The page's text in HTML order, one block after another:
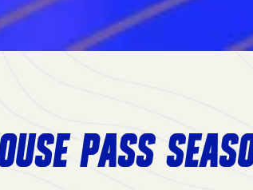
PASS